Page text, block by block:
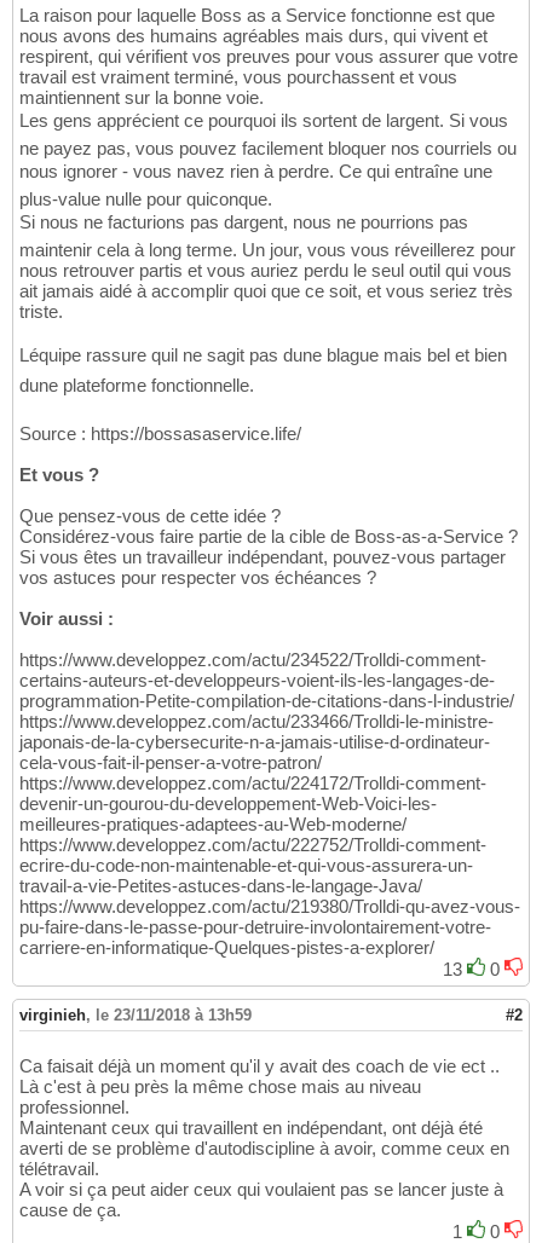
La raison pour laquelle Boss as a Service fonctionne est que
nous avons des humains agréables mais durs, qui vivent et
respirent, qui vérifient vos preuves pour vous assurer que votre
travail est vraiment terminé, vous pourchassent et vous
maintiennent sur la bonne voie.
Les gens apprécient ce pourquoi ils sortent de largent. Si vous
ne payez pas, vous pouvez facilement bloquer nos courriels ou
nous ignorer - vous navez rien à perdre. Ce qui entraîne une
plus-value nulle pour quiconque.
Si nous ne facturions pas dargent, nous ne pourrions pas
maintenir cela à long terme. Un jour, vous vous réveillerez pour
nous retrouver partis et vous auriez perdu le seul outil qui vous
ait jamais aidé à accomplir quoi que ce soit, et vous seriez très
triste.
Léquipe rassure quil ne sagit pas dune blague mais bel et bien
dune plateforme fonctionnelle.
Source : https://bossasaservice.life/
Et vous ?
Que pensez-vous de cette idée ?
Considérez-vous faire partie de la cible de Boss-as-a-Service ?
Si vous êtes un travailleur indépendant, pouvez-vous partager
vos astuces pour respecter vos échéances ?
Voir aussi :
https://www.developpez.com/actu/234522/Trolldi-comment-
certains-auteurs-et-developpeurs-voient-ils-les-langages-de-
programmation-Petite-compilation-de-citations-dans-l-industrie/
https://www.developpez.com/actu/233466/Trolldi-le-ministre-
japonais-de-la-cybersecurite-n-a-jamais-utilise-d-ordinateur-
cela-vous-fait-il-penser-a-votre-patron/
https://www.developpez.com/actu/224172/Trolldi-comment-
devenir-un-gourou-du-developpement-Web-Voici-les-
meilleures-pratiques-adaptees-au-Web-moderne/
https://www.developpez.com/actu/222752/Trolldi-comment-
ecrire-du-code-non-maintenable-et-qui-vous-assurera-un-
travail-a-vie-Petites-astuces-dans-le-langage-Java/
https://www.developpez.com/actu/219380/Trolldi-qu-avez-vous-
pu-faire-dans-le-passe-pour-detruire-involontairement-votre-
carriere-en-informatique-Quelques-pistes-a-explorer/
13
0
virginieh, le 23/11/2018 à 13h59 #2
Ca faisait déjà un moment qu'il y avait des coach de vie ect ..
Là c'est à peu près la même chose mais au niveau
professionnel.
Maintenant ceux qui travaillent en indépendant, ont déjà été
averti de se problème d'autodiscipline à avoir, comme ceux en
télétravail.
A voir si ça peut aider ceux qui voulaient pas se lancer juste à
cause de ça.
1
0